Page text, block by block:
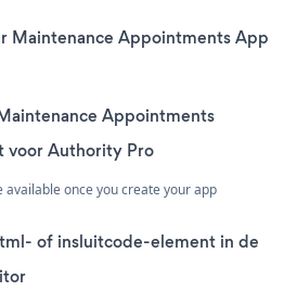
Maintenance Appointments App
Appointments
voor Authority Pro
available once you create your app
of insluitcode-element in de